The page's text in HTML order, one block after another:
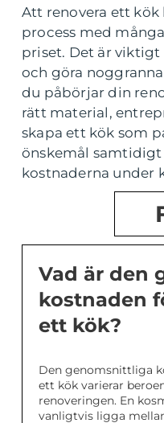
Att renovera ett kök
process med
priset. Det är
och göra
du påbörjar din
rätt material,
skapa ett kök som
önskemål
kostnaderna under
Vad är den
kostnaden
ett kök?
Den genomsnittliga
ett kök varierar
renoveringen. En
vanligtvis ligga